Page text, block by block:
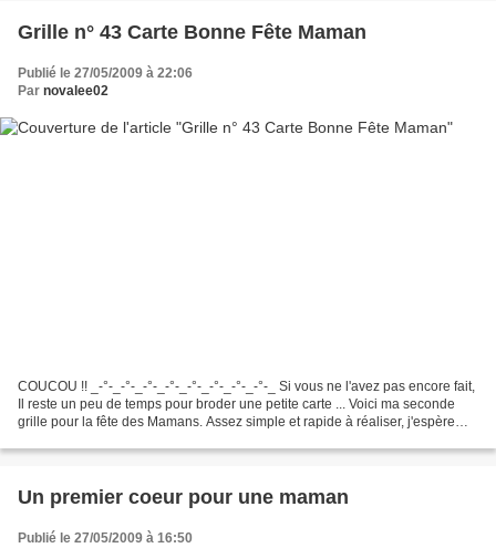
Grille n° 43 Carte Bonne Fête Maman
Publié le 27/05/2009 à 22:06
Par novalee02
COUCOU !! _-°-_-°-_-°-_-°-_-°-_-°-_-°-_-°-_ Si vous ne l'avez pas encore fait,
Il reste un peu de temps pour broder une petite carte ... Voici ma seconde
grille pour la fête des Mamans. Assez simple et rapide à réaliser, j'espère
Un premier coeur pour une maman
Publié le 27/05/2009 à 16:50